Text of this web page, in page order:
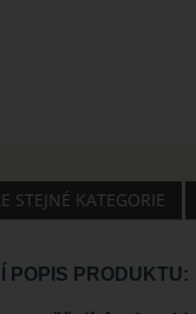
STEJNÉ KATEGORIE
POPIS PRODUKTU: